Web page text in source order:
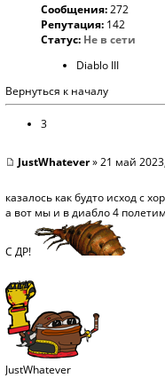
Сообщения:272
Репутация: 142
Статус: Не в сети
Diablo III
Вернуться к началу
3
JustWhatever» 21 май
казалось как будто исход с
а вот мы и в диабло 4
С ДР!
JustWhatever